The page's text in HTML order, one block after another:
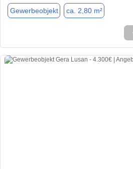
Gewerbeobjekt ca. 2,80 m²